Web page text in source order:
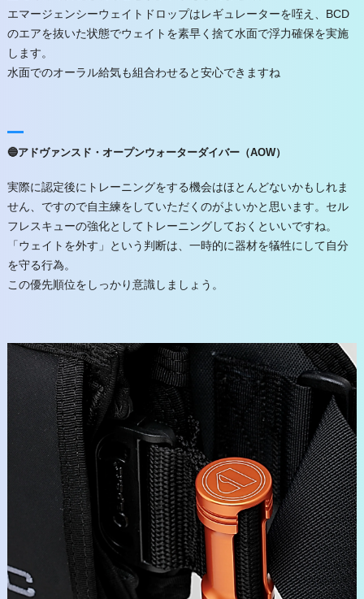
エマージェンシーウェイトドロップはレギュレーターを咥え、BCD
のエアを抜いた状態でウェイトを素早く捨て水面で浮力確保を実施
します。
水面でのオーラル給気も組合わせると安心できますね
🔵アドヴァンスド・オープンウォーターダイバー（AOW）
実際に認定後にトレーニングをする機会はほとんどないかもしれま
せん、ですので自主練をしていただくのがよいかと思います。セル
フレスキューの強化としてトレーニングしておくといいですね。
「ウェイトを外す」という判断は、一時的に器材を犠牲にして自分
を守る行為。
この優先順位をしっかり意識しましょう。